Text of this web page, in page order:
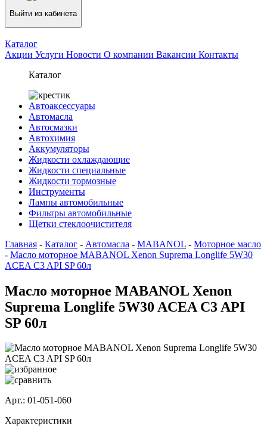
Выйти из кабинета
Каталог
Акции Услуги Новости О компании Вакансии Контакты
Каталог
Автоаксессуары
Автомасла
Автосмазки
Автохимия
Аккумуляторы
Жидкости охлаждающие
Жидкости специальные
Жидкости тормозные
Инструменты
Лампы автомобильные
Фильтры автомобильные
Щетки стеклоочистителя
Главная - Каталог - Автомасла - MABANOL - Моторное масло
- Масло моторное MABANOL Xenon Suprema Longlife 5W30
ACEA C3 API SP 60л
Масло моторное MABANOL Xenon
Suprema Longlife 5W30 ACEA C3 API
SP 60л
Арт.: 01-051-060
Характеристики